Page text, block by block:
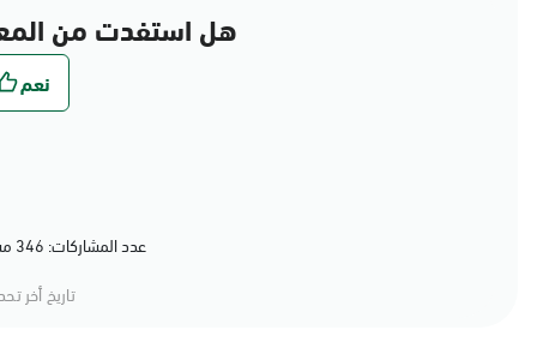
هل استفدت من
عدد المشاركات: 346 مشاركة (79%) أعجبهم المحتوى
تاريخ أخر